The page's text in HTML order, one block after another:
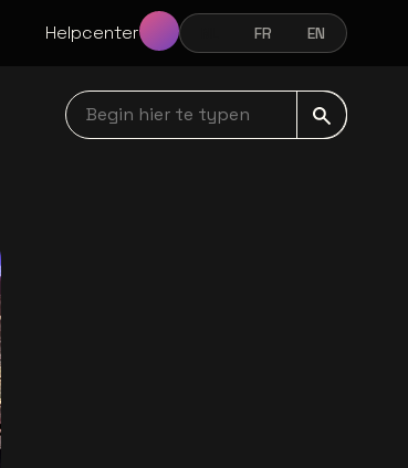
Helpcenter NEDERLANDSFRANÇAIS
FR ENGLISH
EN
Begin hier te typen navbar